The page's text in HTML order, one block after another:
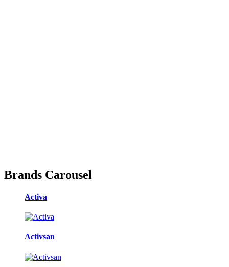
Brands Carousel
Activa
Activsan